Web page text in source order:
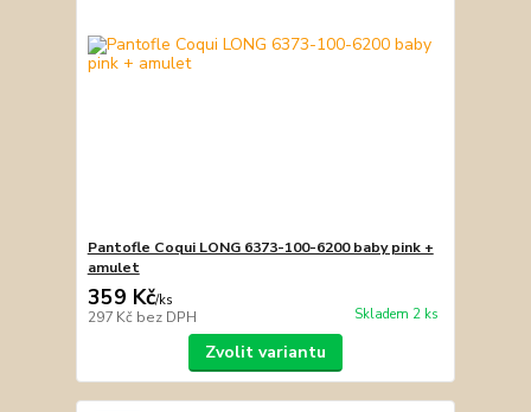
Pantofle Coqui LONG 6373-100-6200 baby pink +
amulet
359 Kč/ks
297 Kč bez DPH Skladem 2 ks
Zvolit variantu